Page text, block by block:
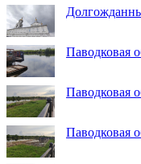
Паводковая
Паводковая
Паводковая